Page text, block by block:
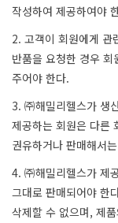
작성하여 제공하여야
2. 고객이 회원에게 관
반품을 요청한 경우
주어야 한다.
3. ㈜해밀리헬스가 생
제공하는 회원은 다른
권유하거나 판매해서
4. ㈜해밀리헬스가 제
그대로 판매되어야 한
삭제할 수 없으며, 제